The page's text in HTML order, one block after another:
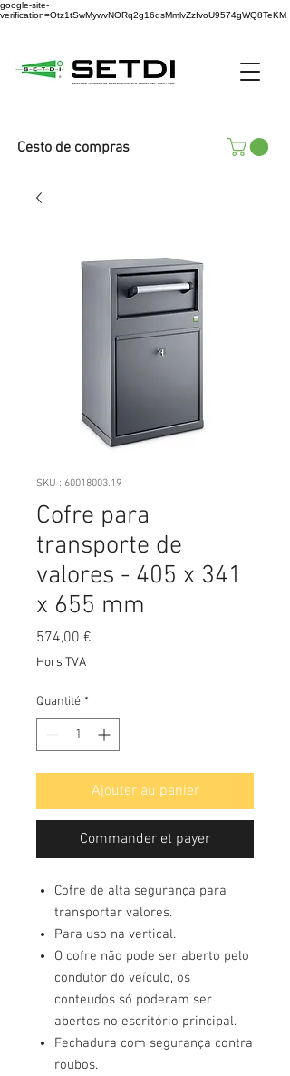
google-site-
verification=Otz1tSwMywvNORq2g16dsMmlvZzIvoU9574gWQ8TeKM
Cesto de compras
SKU : 60018003.19
Cofre para
transporte de
valores - 405 x 341
x 655 mm
574,00 €
Hors TVA
Quantité *
Ajouter au panier
Commander et payer
Cofre de alta segurança para
transportar valores.
Para uso na vertical.
O cofre não pode ser aberto pelo
condutor do veículo, os
conteudos só poderam ser
abertos no escritório principal.
Fechadura com segurança contra
roubos.